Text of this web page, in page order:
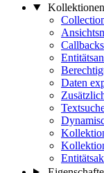
Kollektionen
Callbacks
Daten